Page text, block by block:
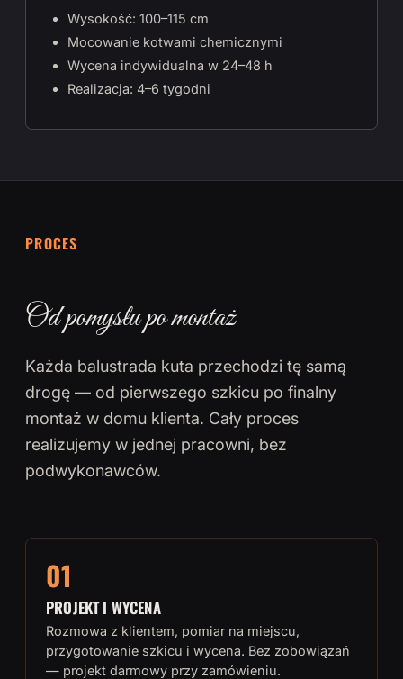
Wysokość: 100–115 cm
Mocowanie kotwami chemicznymi
Wycena indywidualna w 24–48 h
Realizacja: 4–6 tygodni
PROCES
Od pomysłu po montaż
Każda balustrada kuta przechodzi tę samą
drogę — od pierwszego szkicu po finalny
montaż w domu klienta. Cały proces
realizujemy w jednej pracowni, bez
podwykonawców.
01
PROJEKT I WYCENA
Rozmowa z klientem, pomiar na miejscu,
przygotowanie szkicu i wycena. Bez zobowiązań
— projekt darmowy przy zamówieniu.